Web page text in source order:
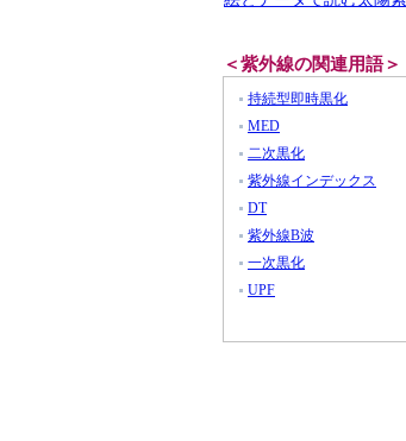
＜紫外線の関連用語＞
持続型即時黒化
MED
二次黒化
紫外線インデックス
DT
紫外線B波
一次黒化
UPF